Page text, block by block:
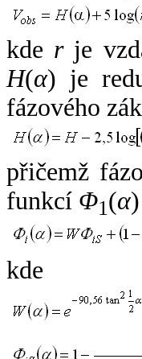
kde rje
H(α) je
fázového
přičemž
funkcí Φ1(α
kde